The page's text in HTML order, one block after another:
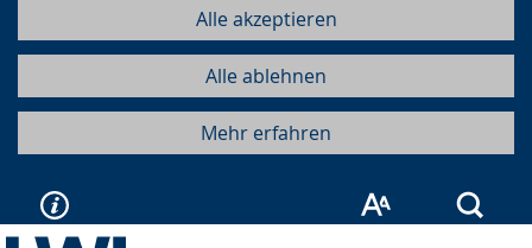
Alle akzeptieren
Alle ablehnen
Mehr erfahren